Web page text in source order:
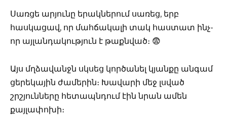
Սառցե արյունը երակներում սառեց, երբ
հասկացավ, որ մահճակալի տակ հաստատ ինչ-
որ այլանդակություն է թաքնված։ 😨
Այս մղձավանջն սկսեց կործանել կյանքը անգամ
ցերեկային ժամերին։ Խավարի մեջ լսված
շրշյունները հետապնդում էին նրան ամեն
քայլափոխի։